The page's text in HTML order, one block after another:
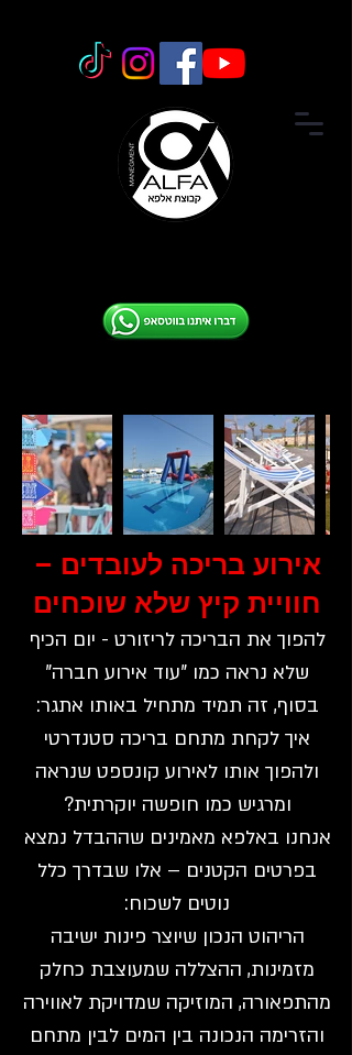
אירוע בריכה לעובדים –
חוויית קיץ שלא שוכחים
להפוך את הבריכה לריזורט - יום הכיף
שלא נראה כמו "עוד אירוע חברה"
בסוף, זה תמיד מתחיל באותו אתגר:
איך לקחת מתחם בריכה סטנדרטי
ולהפוך אותו לאירוע קונספט שנראה
ומרגיש כמו חופשה יוקרתית?
אנחנו באלפא מאמינים שההבדל נמצא
בפרטים הקטנים – אלו שבדרך כלל
נוטים לשכוח:
הריהוט הנכון שיוצר פינות ישיבה
מזמינות, ההצללה שמעוצבת כחלק
מהתפאורה, המוזיקה שמדויקת לאווירה
והזרימה הנכונה בין המים לבין מתחם